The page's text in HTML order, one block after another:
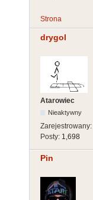
Strona
drygol
Atarowiec
Nieaktywny
Zarejestrowany:
Posty: 1,698
Pin